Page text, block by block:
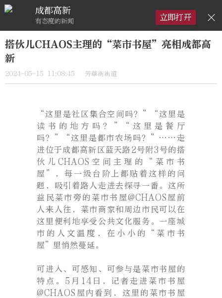
搭伙儿CHAOS主理的“菜市书屋”亮相成都高
新
2024-05-15 11:08:45 芳草街街道
“这里是社区集合空间吗？”“这里是
读书的地方吗？”“这里是餐厅
吗？”“这里是都市农场吗？”……走
进位于成都高新区蓝天路2号附3号的搭
伙儿CHAOS空间主理的“菜市书
屋”，每一级台阶上都贴着这样的问
题，吸引着路人走进去探寻一番。这所
益民菜市旁的菜市书屋@CHAOS屋前
人来人往，菜市商家和周边市民可以在
这里便利地享受公共文化服务。一座城
市的人文温度，在小小的“菜市书
屋”里悄然蔓延。
可进入、可感知、可参与是菜市书屋的
特点。5月14日，记者走进菜市书屋
@CHAOS屋内看到，这里的菜市书屋
成都高新
有态度的新闻 立即打开 ×